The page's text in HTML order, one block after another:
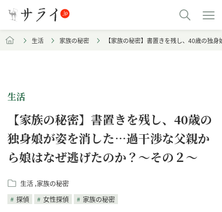
生活 家族の秘密 【家族の秘密】書置きを残し、40歳の独
生活
【家族の秘密】書置きを残し、40歳の
独身娘が姿を消した…過干渉な父親か
ら娘はなぜ逃げたのか？～その２～
生活 家族の秘密
探偵
女性探偵 家族の秘密